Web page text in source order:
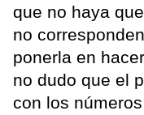
que no haya
no
ponerla en
no dudo que el
con los